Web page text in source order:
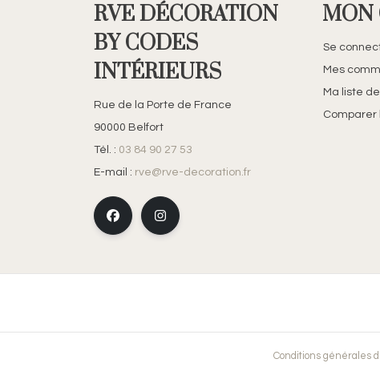
RVE DÉCORATION
BY CODES
INTÉRIEURS
Rue de la Porte de France
90000 Belfort
Tél. : 03 84 90 27 53
E-mail : rve@rve-decoration.fr
MON
Se
Mes
Ma liste
Comparer
Conditions générales